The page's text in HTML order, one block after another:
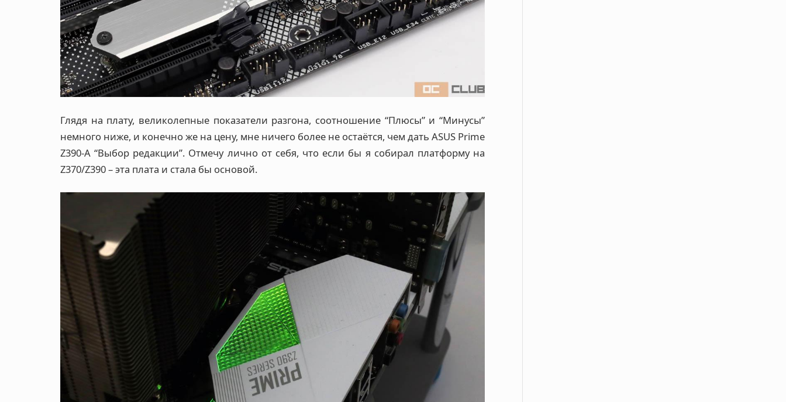
Глядя на плату, великолепные показатели разгона, соотношение “Плюсы” и “Минусы”
немного ниже, и конечно же на цену, мне ничего более не остаётся, чем дать ASUS Prime
Z390-A “Выбор редакции”. Отмечу лично от себя, что если бы я собирал платформу на
Z370/Z390 – эта плата и стала бы основой.